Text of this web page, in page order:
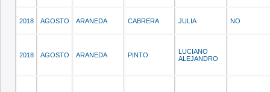
2018 AGOSTO ARANEDA CABRERA JULIA NO
2018 AGOSTO ARANEDA PINTO
LUCIANO
ALEJANDRO